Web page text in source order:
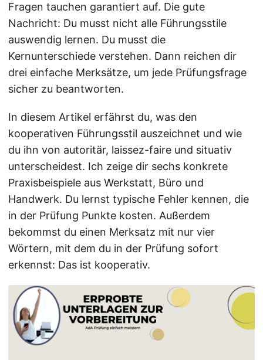
Fragen tauchen garantiert auf. Die gute
Nachricht: Du musst nicht alle Führungsstile
auswendig lernen. Du musst die
Kernunterschiede verstehen. Dann reichen dir
drei einfache Merksätze, um jede Prüfungsfrage
sicher zu beantworten.
In diesem Artikel erfährst du, was den
kooperativen Führungsstil auszeichnet und wie
du ihn von autoritär, laissez-faire und situativ
unterscheidest. Ich zeige dir sechs konkrete
Praxisbeispiele aus Werkstatt, Büro und
Handwerk. Du lernst typische Fehler kennen, die
in der Prüfung Punkte kosten. Außerdem
bekommst du einen Merksatz mit nur vier
Wörtern, mit dem du in der Prüfung sofort
erkennst: Das ist kooperativ.